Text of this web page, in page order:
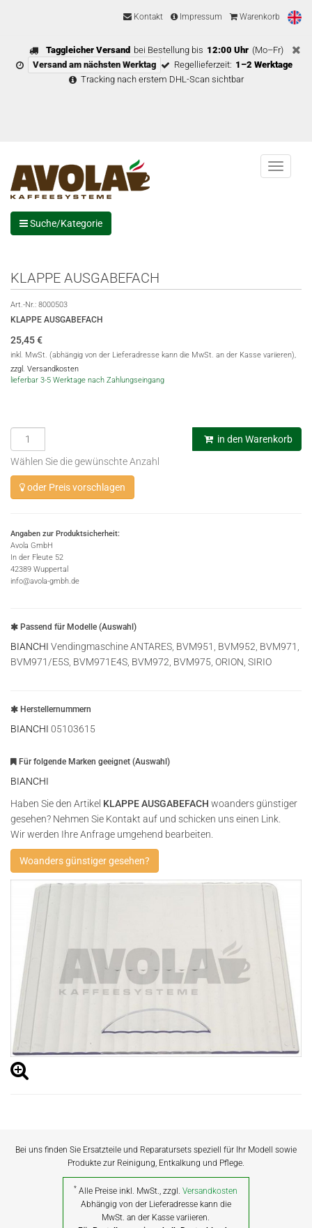
Kontakt Impressum Warenkorb
Taggleicher Versand bei Bestellung bis 12:00 Uhr (Mo–Fr)
Versand am nächsten Werktag
Regellieferzeit: 1–2 Werktage
Tracking nach erstem DHL-Scan sichtbar
Menu
Suche/Kategorie
KLAPPE AUSGABEFACH
Art.-Nr.: 8000503
KLAPPE AUSGABEFACH
25,45€
inkl. MwSt. (abhängig von der Lieferadresse kann die MwSt. an der Kasse variieren),
zzgl. Versandkosten
lieferbar 3-5 Werktage nach Zahlungseingang
in den Warenkorb
Wählen Sie die gewünschte Anzahl
oder Preis vorschlagen
Angaben zur Produktsicherheit:
Avola GmbH
In der Fleute 52
42389 Wuppertal
info@avola-gmbh.de
Passend für Modelle (Auswahl)
BIANCHI Vendingmaschine ANTARES, BVM951, BVM952, BVM971,
BVM971/E5S, BVM971E4S, BVM972, BVM975, ORION, SIRIO
Herstellernummern
BIANCHI 05103615
Für folgende Marken geeignet (Auswahl)
BIANCHI
Haben Sie den Artikel KLAPPE AUSGABEFACH woanders günstiger
gesehen? Nehmen Sie Kontakt auf und schicken uns einen Link.
Wir werden Ihre Anfrage umgehend bearbeiten.
Woanders günstiger gesehen?
Bei uns finden Sie Ersatzteile und Reparatursets speziell für Ihr Modell sowie
Produkte zur Reinigung, Entkalkung und Pflege.
* Alle Preise inkl. MwSt., zzgl.Versandkosten
Abhängig von der Lieferadresse kann die
MwSt. an der Kasse variieren.